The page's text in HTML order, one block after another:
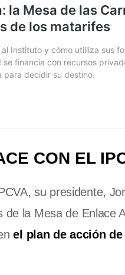
CON EL
su presidente,
la Mesa de Enlace
el plan de acción